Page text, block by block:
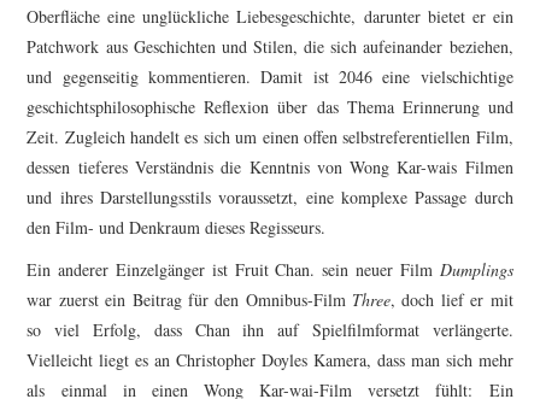
Oberfläche eine unglückliche Liebesgeschichte, darunter bietet er ein
Patchwork aus Geschichten und Stilen, die sich aufeinander beziehen,
und gegenseitig kommentieren. Damit ist 2046 eine vielschichtige
geschichtsphilosophische Reflexion über das Thema Erinnerung und
Zeit. Zugleich handelt es sich um einen offen selbstreferentiellen Film,
dessen tieferes Verständnis die Kenntnis von Wong Kar-wais Filmen
und ihres Darstellungsstils voraussetzt, eine komplexe Passage durch
den Film- und Denkraum dieses Regisseurs.
Ein anderer Einzelgänger ist Fruit Chan. sein neuer Film Dumplings
war zuerst ein Beitrag für den Omnibus-Film Three, doch lief er mit
so viel Erfolg, dass Chan ihn auf Spielfilmformat verlängerte.
Vielleicht liegt es an Christopher Doyles Kamera, dass man sich mehr
als einmal in einen Wong Kar-wai-Film versetzt fühlt: Ein